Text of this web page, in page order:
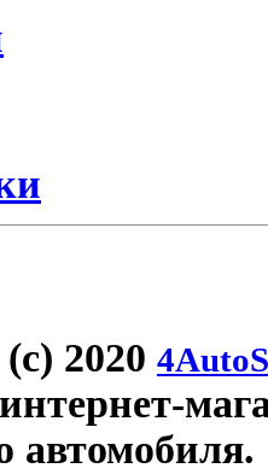
(c) 2020
автомобиля.